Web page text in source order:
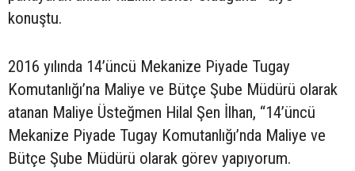
konuştu.
2016 yılında 14’üncü Mekanize Piyade Tugay
Komutanlığı’na Maliye ve Bütçe Şube Müdürü olarak
atanan Maliye Üsteğmen Hilal Şen İlhan, “14’üncü
Mekanize Piyade Tugay Komutanlığı’nda Maliye ve
Bütçe Şube Müdürü olarak görev yapıyorum.